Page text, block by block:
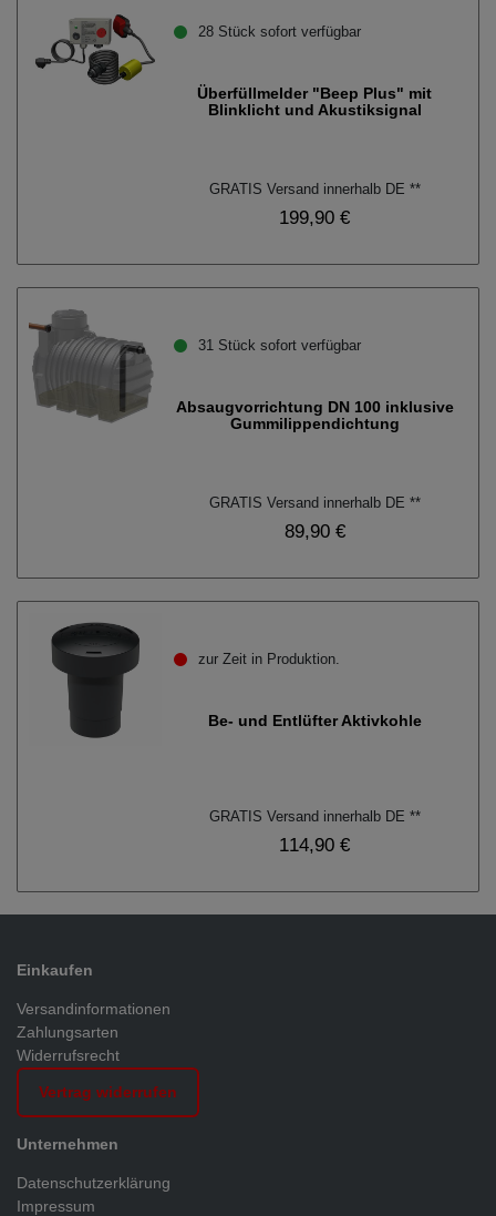
28 Stück sofort verfügbar
Überfüllmelder "Beep Plus" mit
Blinklicht und Akustiksignal
GRATIS Versand innerhalb DE **
199,90 €
31 Stück sofort verfügbar
Absaugvorrichtung DN 100 inklusive
Gummilippendichtung
GRATIS Versand innerhalb DE **
89,90 €
zur Zeit in Produktion.
Be- und Entlüfter Aktivkohle
GRATIS Versand innerhalb DE **
114,90 €
Einkaufen
Versandinformationen
Zahlungsarten
Widerrufsrecht
Vertrag widerrufen
Unternehmen
Datenschutzerklärung
Impressum